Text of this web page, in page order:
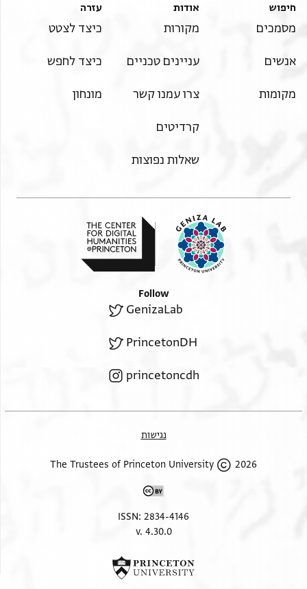
חיפוש
מסמכים
אנשים
מקומות
אודות
מקורות
עניינים טכניים
צרו עמנו קשר
קרדיטים
שאלות נפוצות
עזרה
כיצד לצטט
כיצד לחפש
מונחון
Follow
GenizaLab
PrincetonDH
princetoncdh
נגישות
2026 The Trustees of Princeton University
ISSN: 2834-4146
v. 4.30.0